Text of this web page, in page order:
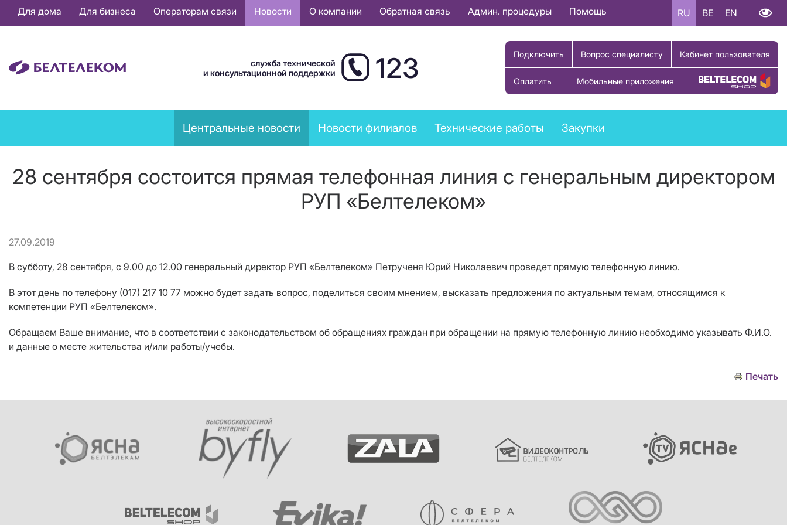
Основная
навигация
Для дома Для бизнеса Операторам связи Новости О компании Обратная связь Админ. процедуры Помощь RU BE EN
служба технической
и консультационной поддержки
123 Подключить Вопрос специалисту Кабинет пользователя
Оплатить Мобильные приложения Купить товар
News
menu
Центральные новости Новости филиалов Технические работы Закупки
28 сентября состоится прямая телефонная линия с генеральным директором
РУП «Белтелеком»
27.09.2019
В субботу, 28 сентября, с 9.00 до 12.00 генеральный директор РУП «Белтелеком» Петрученя Юрий Николаевич проведет прямую телефонную линию.
В этот день по телефону (017) 217 10 77 можно будет задать вопрос, поделиться своим мнением, высказать предложения по актуальным темам, относящимся к
компетенции РУП «Белтелеком».
Обращаем Ваше внимание, что в соответствии с законодательством об обращениях граждан при обращении на прямую телефонную линию необходимо указывать Ф.И.О.
и данные о месте жительства и/или работы/учебы.
Печать